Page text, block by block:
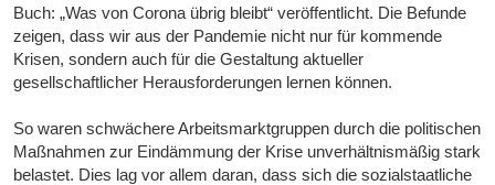
Buch: „Was von Corona übrig bleibt“ veröffentlicht. Die Befunde
zeigen, dass wir aus der Pandemie nicht nur für kommende
Krisen, sondern auch für die Gestaltung aktueller
gesellschaftlicher Herausforderungen lernen können.
So waren schwächere Arbeitsmarktgruppen durch die politischen
Maßnahmen zur Eindämmung der Krise unverhältnismäßig stark
belastet. Dies lag vor allem daran, dass sich die sozialstaatliche